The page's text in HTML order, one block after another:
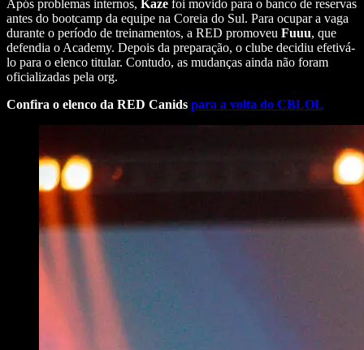
Após problemas internos, Kaze foi movido para o banco de reservas
antes do bootcamp da equipe na Coreia do Sul. Para ocupar a vaga
durante o período de treinamentos, a RED promoveu Fuuu, que
defendia o Academy. Depois da preparação, o clube decidiu efetivá-
lo para o elenco titular. Contudo, as mudanças ainda não foram
oficializadas pela org.
Confira o elenco da RED Canids para a volta do CBLOL